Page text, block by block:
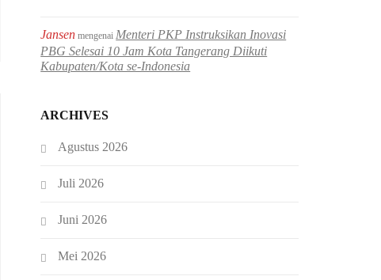
Jansen mengenaiMenteri PKP Instruksikan Inovasi
PBG Selesai 10 Jam Kota Tangerang Diikuti
Kabupaten/Kota se-Indonesia
ARCHIVES
Agustus 2026
Juli 2026
Juni 2026
Mei 2026